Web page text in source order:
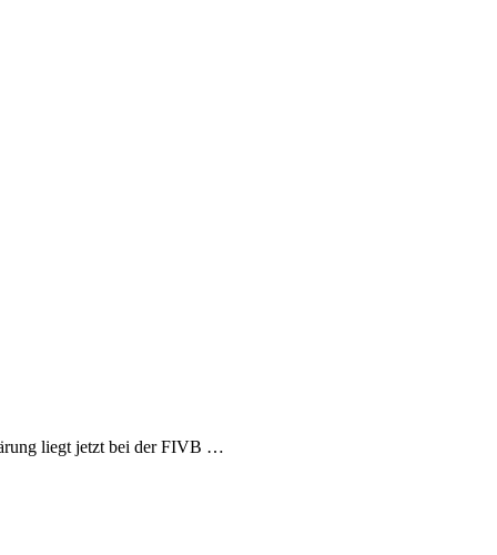
liegt jetzt bei der FIVB …